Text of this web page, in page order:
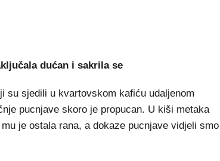
dućan i sakrila se
su sjedili u kvartovskom kafiću udaljenom
pucnjave skoro je propucan. U kiši metaka
je ostala rana, a dokaze pucnjave vidjeli smo